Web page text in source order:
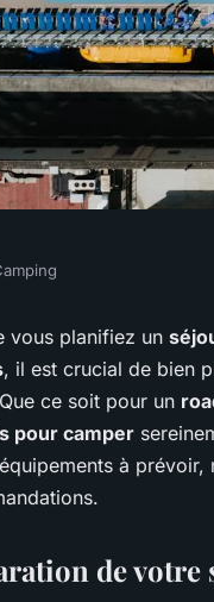
vous planifiez un
, il est crucial de bien
ce soit pour un
pour camper
à
de votre